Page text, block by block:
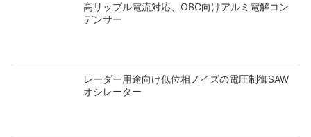
高リップル電流対応、OBC向けアルミ電解コン
デンサー
レーダー用途向け低位相ノイズの電圧制御SAW
オシレーター